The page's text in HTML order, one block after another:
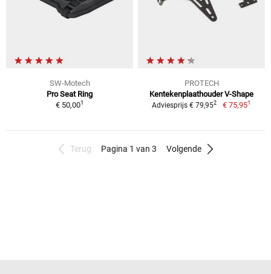
SW-Motech
Pro Seat Ring
€ 50,001
PROTECH
Kentekenplaathouder V-Shape
Adviesprijs € 79,952 € 75,951
Terug Pagina 1 van 3 Volgende